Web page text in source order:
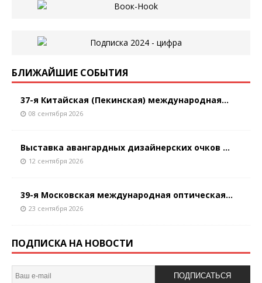
БЛИЖАЙШИЕ СОБЫТИЯ
37-я Китайская (Пекинская) международная...
08 сентября 2026
Выставка авангардных дизайнерских очков ...
12 сентября 2026
39-я Московская международная оптическая...
23 сентября 2026
ПОДПИСКА НА НОВОСТИ
ПОДПИСАТЬСЯ